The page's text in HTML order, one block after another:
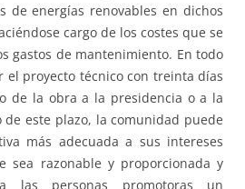
de energías renovables en dichos
cargo de los costes que se
gastos de mantenimiento. En todo
el proyecto técnico con treinta días
de la obra a la presidencia o a la
este plazo, la comunidad puede
más adecuada a sus intereses
sea razonable y proporcionada y
las personas promotoras un